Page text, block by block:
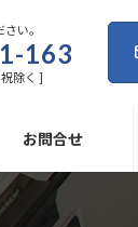
い。
163
除く ]
お問合せ